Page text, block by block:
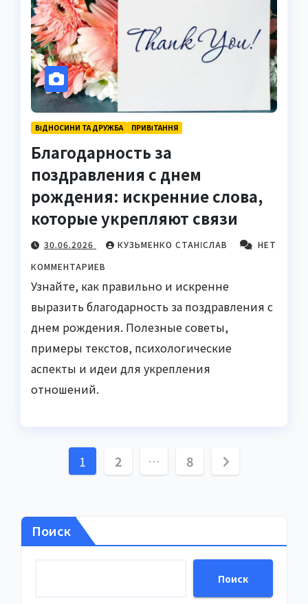
ВІДНОСИНИ ТА ДРУЖБА ПРИВІТАННЯ
Благодарность за
поздравления с днем
рождения: искренние слова,
которые укрепляют связи
30.06.2026 КУЗЬМЕНКО СТАНІСЛАВ
НЕТ
КОММЕНТАРИЕВ
Узнайте, как правильно и искренне
выразить благодарность за поздравления с
днем рождения. Полезные советы,
примеры текстов, психологические
аспекты и идеи для укрепления
отношений.
Пагинация
1 2 … 8
Поиск
Поиск